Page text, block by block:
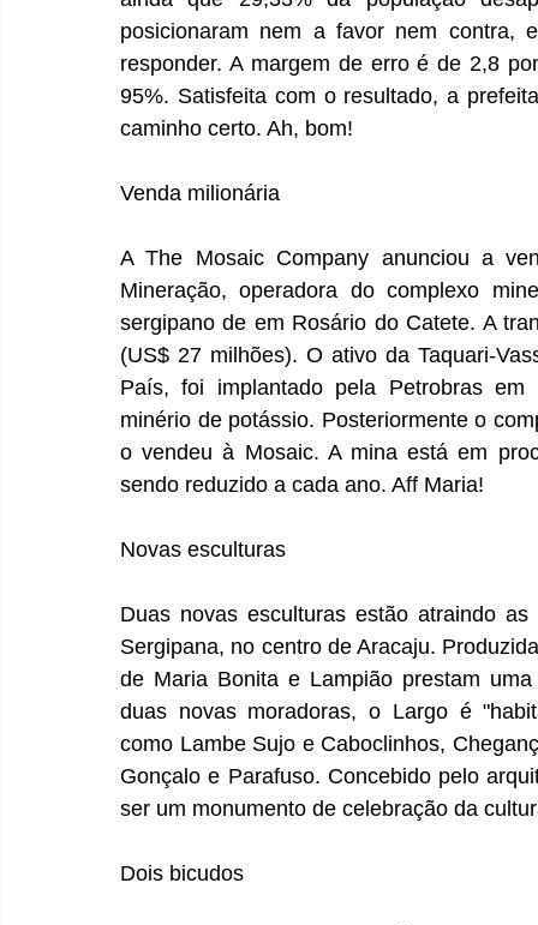
posicionaram nem a favor nem contra,
responder. A margem de erro é de 2,8
95%. Satisfeita com o resultado, a
caminho certo. Ah, bom!
Venda milionária
A The Mosaic Company anunciou a
Mineração, operadora do complexo
sergipano de em Rosário do Catete. A
(US$ 27 milhões). O ativo da Taquari-
País, foi implantado pela Petrobras
minério de potássio. Posteriormente o
o vendeu à Mosaic. A mina está em
sendo reduzido a cada ano. Aff Maria!
Novas esculturas
Duas novas esculturas estão atraindo
Sergipana, no centro de Aracaju.
de Maria Bonita e Lampião prestam
duas novas moradoras, o Largo é
como Lambe Sujo e Caboclinhos,
Gonçalo e Parafuso. Concebido pelo
ser um monumento de celebração da
Dois bicudos